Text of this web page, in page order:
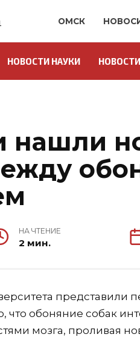
ОМСК
НОВОСТИ НАУКИ
нашли
НА ЧТЕНИЕ
2 мин.
представили
что обоняние собак
мозга, проливая